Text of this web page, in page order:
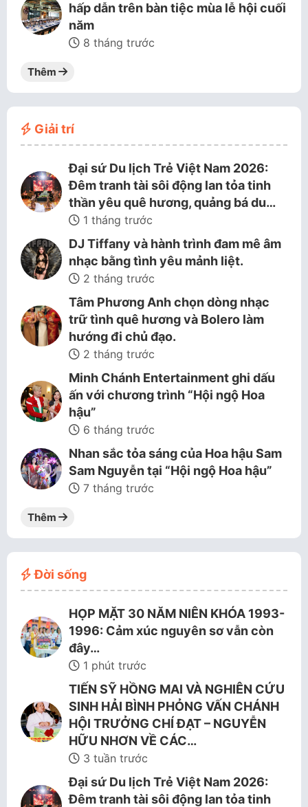
hấp dẫn trên bàn tiệc mùa lễ hội cuối
năm
8 tháng trước
Thêm
Giải trí
Đại sứ Du lịch Trẻ Việt Nam 2026:
Đêm tranh tài sôi động lan tỏa tinh
thần yêu quê hương, quảng bá du…
1 tháng trước
DJ Tiffany và hành trình đam mê âm
nhạc bằng tình yêu mảnh liệt.
2 tháng trước
Tâm Phương Anh chọn dòng nhạc
trữ tình quê hương và Bolero làm
hướng đi chủ đạo.
2 tháng trước
Minh Chánh Entertainment ghi dấu
ấn với chương trình “Hội ngộ Hoa
hậu”
6 tháng trước
Nhan sắc tỏa sáng của Hoa hậu Sam
Sam Nguyễn tại “Hội ngộ Hoa hậu”
7 tháng trước
Thêm
Đời sống
HỌP MẶT 30 NĂM NIÊN KHÓA 1993-
1996: Cảm xúc nguyên sơ vẫn còn
đây…
1 phút trước
TIẾN SỸ HỒNG MAI VÀ NGHIÊN CỨU
SINH HẢI BÌNH PHỎNG VẤN CHÁNH
HỘI TRƯỞNG CHÍ ĐẠT – NGUYỄN
HỮU NHƠN VỀ CÁC…
3 tuần trước
Đại sứ Du lịch Trẻ Việt Nam 2026:
Đêm tranh tài sôi động lan tỏa tinh